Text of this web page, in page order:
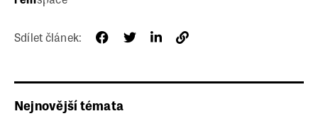
Sdílet článek:
Nejnovější témata